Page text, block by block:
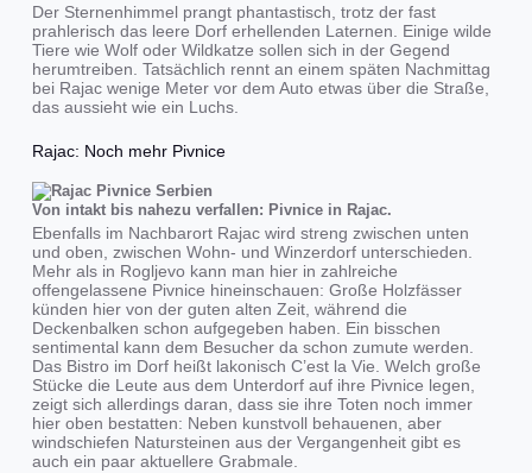
Der Sternenhimmel prangt phantastisch, trotz der fast
prahlerisch das leere Dorf erhellenden Laternen. Einige wilde
Tiere wie Wolf oder Wildkatze sollen sich in der Gegend
herumtreiben. Tatsächlich rennt an einem späten Nachmittag
bei Rajac wenige Meter vor dem Auto etwas über die Straße,
das aussieht wie ein Luchs.
Rajac: Noch mehr Pivnice
Von intakt bis nahezu verfallen: Pivnice in Rajac.
Ebenfalls im Nachbarort Rajac wird streng zwischen unten
und oben, zwischen Wohn- und Winzerdorf unterschieden.
Mehr als in Rogljevo kann man hier in zahlreiche
offengelassene Pivnice hineinschauen: Große Holzfässer
künden hier von der guten alten Zeit, während die
Deckenbalken schon aufgegeben haben. Ein bisschen
sentimental kann dem Besucher da schon zumute werden.
Das Bistro im Dorf heißt lakonisch C’est la Vie. Welch große
Stücke die Leute aus dem Unterdorf auf ihre Pivnice legen,
zeigt sich allerdings daran, dass sie ihre Toten noch immer
hier oben bestatten: Neben kunstvoll behauenen, aber
windschiefen Natursteinen aus der Vergangenheit gibt es
auch ein paar aktuellere Grabmale.